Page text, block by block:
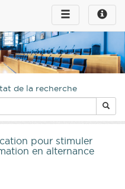
Toggle
infos
Toggle
navigation
de la recherche
pour stimuler
en alternance